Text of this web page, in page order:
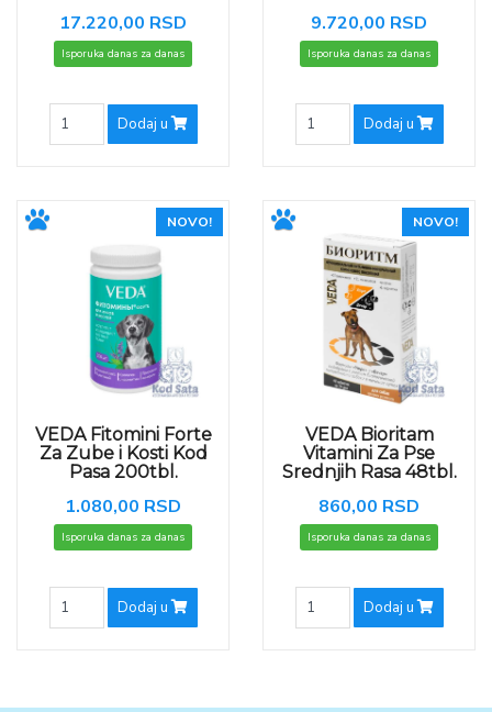
17.220,00 RSD
Isporuka danas za danas
Dodaj u
9.720,00 RSD
Isporuka danas za danas
Dodaj u
NOVO!
VEDA Fitomini Forte
Za Zube i Kosti Kod
Pasa 200tbl.
1.080,00 RSD
Isporuka danas za danas
Dodaj u
NOVO!
VEDA Bioritam
Vitamini Za Pse
Srednjih Rasa 48tbl.
860,00 RSD
Isporuka danas za danas
Dodaj u